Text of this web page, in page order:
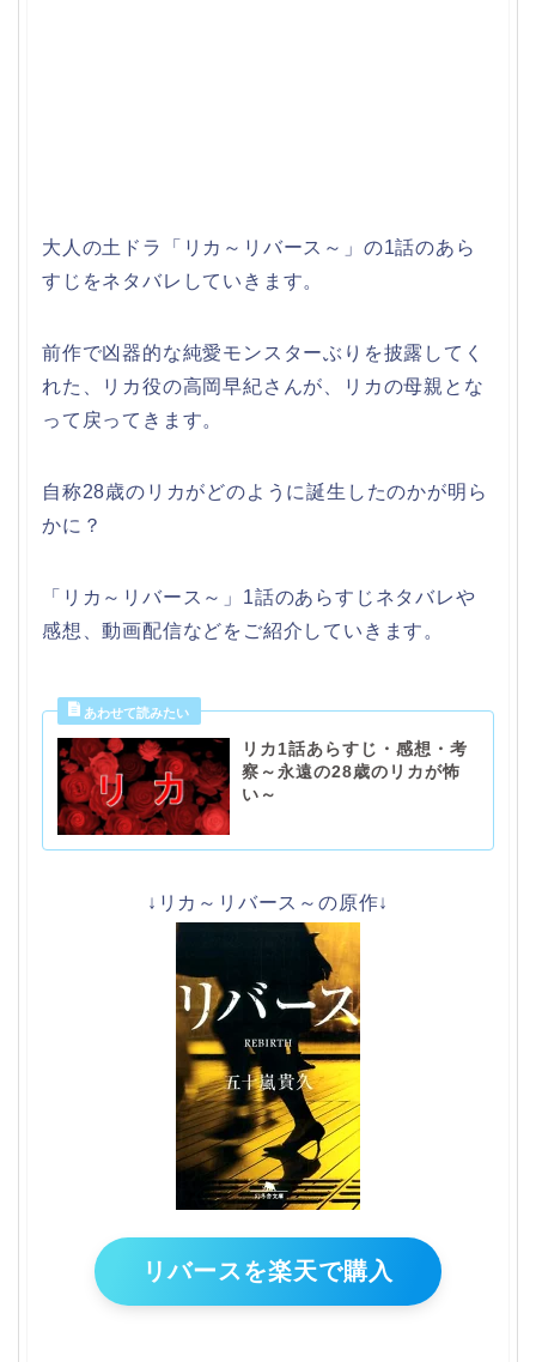
大人の土ドラ「リカ～リバース～」の1話のあら
すじをネタバレしていきます。
前作で凶器的な純愛モンスターぶりを披露してく
れた、リカ役の高岡早紀さんが、リカの母親とな
って戻ってきます。
自称28歳のリカがどのように誕生したのかが明ら
かに？
「リカ～リバース～」1話のあらすじネタバレや
感想、動画配信などをご紹介していきます。
リカ1話あらすじ・感想・考
察～永遠の28歳のリカが怖
い～
↓リカ～リバース～の原作↓
リバースを楽天で購入